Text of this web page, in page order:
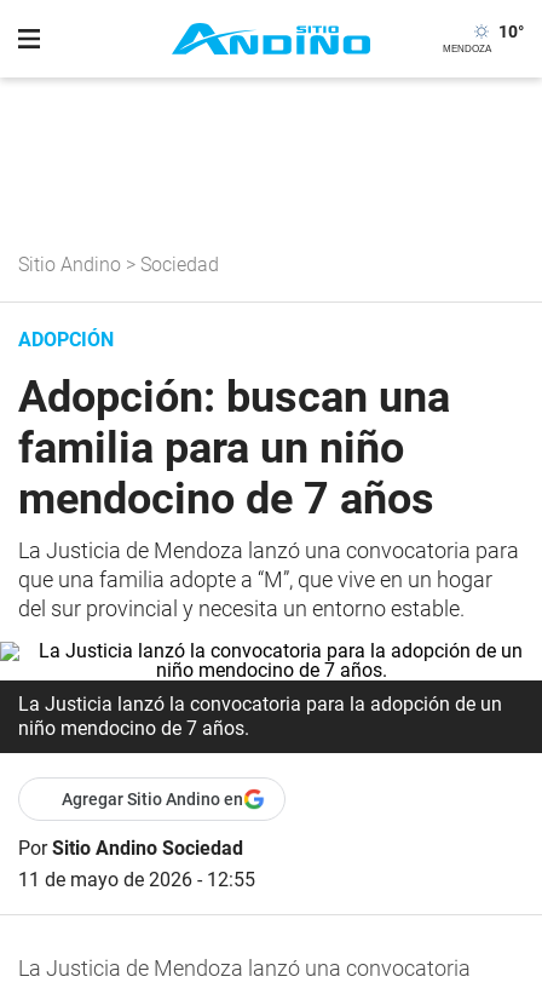
10°
Sitio Andino > Sociedad
ADOPCIÓN
Adopción: buscan una
familia para un niño
mendocino de 7 años
La Justicia de Mendoza lanzó una convocatoria para
que una familia adopte a “M”, que vive en un hogar
del sur provincial y necesita un entorno estable.
La Justicia lanzó la convocatoria para la adopción de un
niño mendocino de 7 años.
Agregar Sitio Andino en
PorSitio Andino Sociedad
11 de mayo de 2026 - 12:55
La Justicia de Mendoza lanzó una convocatoria